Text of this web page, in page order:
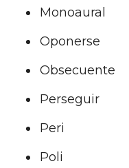
Monoaural
Oponerse
Obsecuente
Perseguir
Peri
Poli